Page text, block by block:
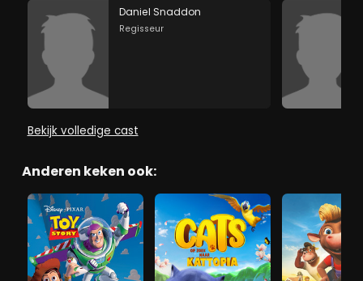
Daniel Snaddon
Regisseur
Bekijk volledige cast
Anderen keken ook: